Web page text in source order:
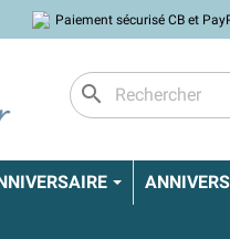
Paiement sécurisé CB et
search